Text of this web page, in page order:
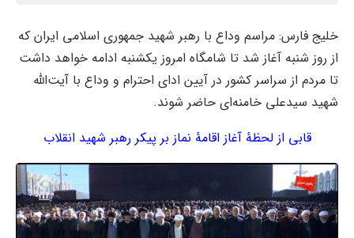
خلیج فارس: مراسم وداع با رهبر شهید جمهوری اسلامی ایران که
از روز شنبه آغاز شد تا شامگاه امروز یکشنبه ادامه خواهد داشت
تا مردم از سراسر کشور در آیین ادای احترام و وداع با آیت‌الله
شهید سیدعلی خامنه‌ای حاضر شوند.
قابی از لحظهٔ آغاز اقامهٔ نماز بر پیکر رهبر شهید انقلاب